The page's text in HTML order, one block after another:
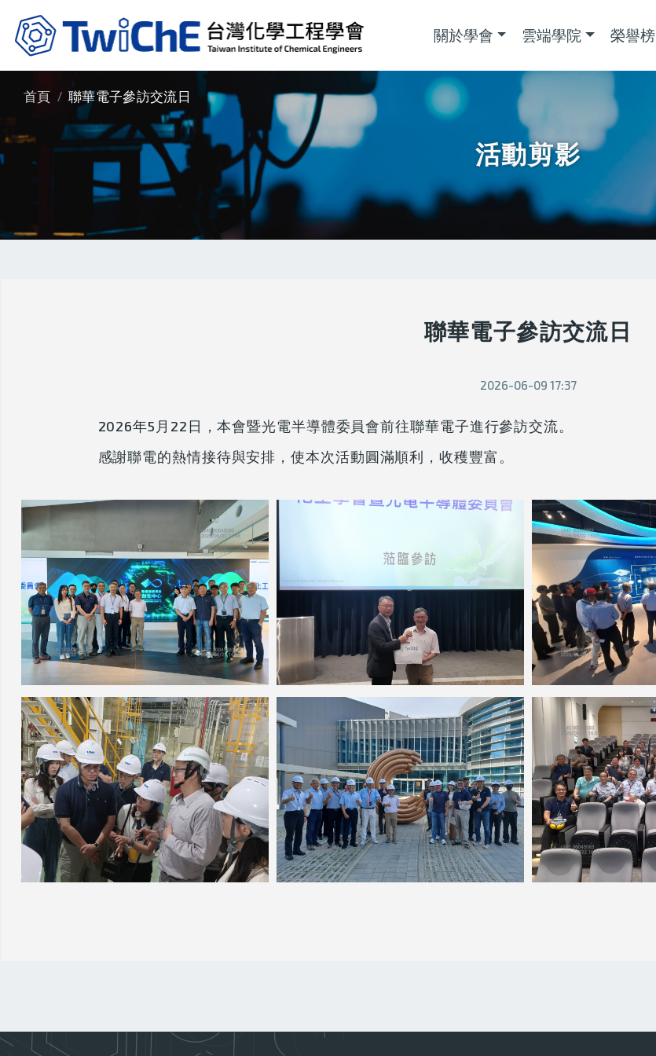
主導覽
關於學會 雲端學院 榮譽榜
首頁 聯華電子參訪交流日
活動剪影
聯華電子參訪交流日
2026-06-09 17:37
2026年5月22日，本會暨光電半導體委員會前往聯華電子進行參訪交流。
感謝聯電的熱情接待與安排，使本次活動圓滿順利，收穫豐富。